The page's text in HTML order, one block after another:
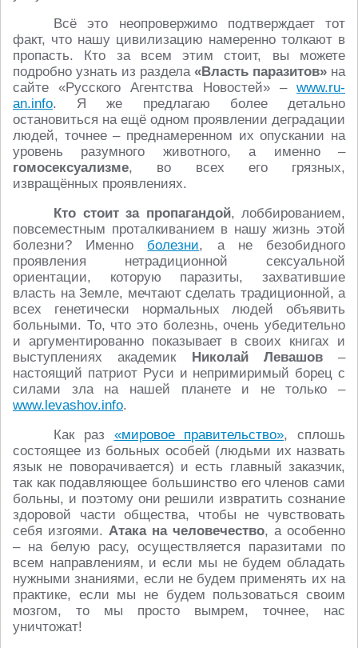
Всё это неопровержимо подтверждает тот
факт, что нашу цивилизацию намеренно толкают в
пропасть. Кто за всем этим стоит, вы можете
подробно узнать из раздела «Власть паразитов» на
сайте «Русского Агентства Новостей» – www.ru-
an.info. Я же предлагаю более детально
остановиться на ещё одном проявлении деградации
людей, точнее – преднамеренном их опускании на
уровень разумного животного, а именно –
гомосексуализме, во всех его грязных,
извращённых проявлениях.
Кто стоит за пропагандой, лоббированием,
повсеместным проталкиванием в нашу жизнь этой
болезни? Именно болезни, а не безобидного
проявления нетрадиционной сексуальной
ориентации, которую паразиты, захватившие
власть на Земле, мечтают сделать традиционной, а
всех генетически нормальных людей объявить
больными. То, что это болезнь, очень убедительно
и аргументированно показывает в своих книгах и
выступлениях академик Николай Левашов–
настоящий патриот Руси и непримиримый борец с
силами зла на нашей планете и не только –
www.levashov.info.
Как раз «мировое правительство», сплошь
состоящее из больных особей (людьми их назвать
язык не поворачивается) и есть главный заказчик,
так как подавляющее большинство его членов сами
больны, и поэтому они решили извратить сознание
здоровой части общества, чтобы не чувствовать
себя изгоями. Атака на человечество, а особенно
– на белую расу, осуществляется паразитами по
всем направлениям, и если мы не будем обладать
нужными знаниями, если не будем применять их на
практике, если мы не будем пользоваться своим
мозгом, то мы просто вымрем, точнее, нас
уничтожат!